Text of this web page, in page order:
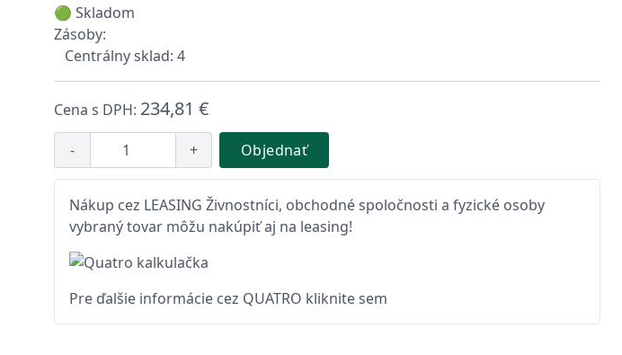
🟢 Skladom
Zásoby:
Centrálny sklad: 4
Cena s DPH: 234,81 €
- + Objednať
Nákup cez LEASING Živnostníci, obchodné spoločnosti a fyzické osoby
vybraný tovar môžu nakúpiť aj na leasing!
Pre ďalšie informácie cez QUATRO kliknite sem